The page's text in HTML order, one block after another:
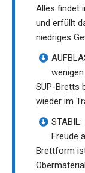
Alles findet
und erfüllt
niedriges
SUP-Bretts
wieder im
Freude
Brettform